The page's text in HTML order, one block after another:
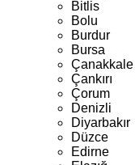
Bitlis
Bolu
Burdur
Bursa
Çanakkale
Çankırı
Çorum
Denizli
Diyarbakır
Düzce
Edirne